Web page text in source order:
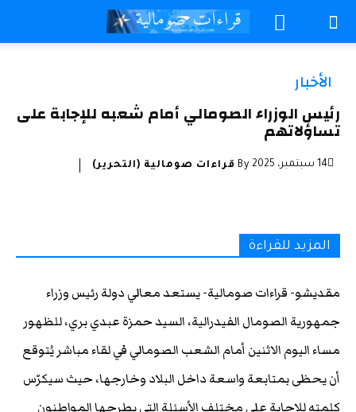
الأخبار
رئيس الوزراء الصومالي أمام شعبه للإجابة على
تساؤلاتهم
14 سبتمبر، 2025 By قراءات صومالية (التحرير)
المزيد للقراءة
مقديشو- قراءات صومالية- يستعد معالي دولة رئيس وزراء
جمهورية الصومال الفيدرالية، السيد حمزة عبدي بري، للظهور
مساء اليوم الاثنين أمام الشعب الصومالي في لقاء مباشر يُتوقع
أن يحظى بمتابعة واسعة داخل البلاد وخارجها، حيث سيكرّس
كلمته للإجابة على مختلف الأسئلة التي يطرحها المواطنون